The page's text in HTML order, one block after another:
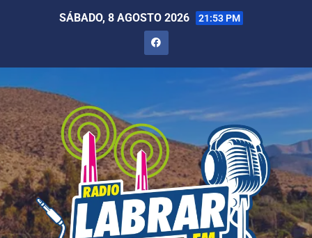
SÁBADO, 8 AGOSTO 2026 21:53 PM